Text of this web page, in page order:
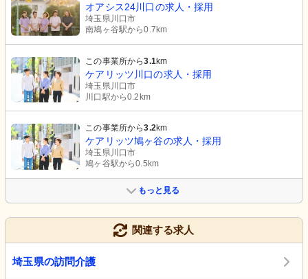
オアシス24川口の求人・採用
埼玉県川口市
南鳩ヶ谷駅から0.7km
この事業所から3.1km
ケアリッツ川口の求人・採用
埼玉県川口市
川口駅から0.2km
この事業所から3.2km
ケアリッツ鳩ヶ谷の求人・採用
埼玉県川口市
鳩ヶ谷駅から0.5km
もっと見る
関連する求人
埼玉県の訪問介護